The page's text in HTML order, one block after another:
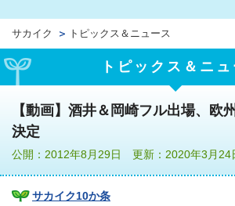
サカイク トピックス＆ニュース
トピックス＆ニュ
【動画】酒井＆岡崎フル出場、欧
決定
公開：2012年8月29日 更新：2020年3月24
サカイク10か条